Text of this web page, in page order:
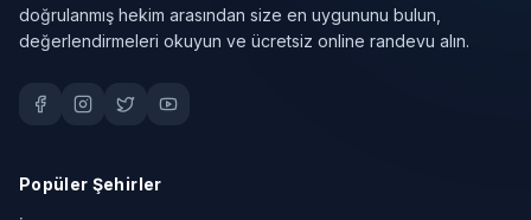
doğrulanmış hekim arasından size en uygununu bulun,
değerlendirmeleri okuyun ve ücretsiz online randevu alın.
Popüler Şehirler